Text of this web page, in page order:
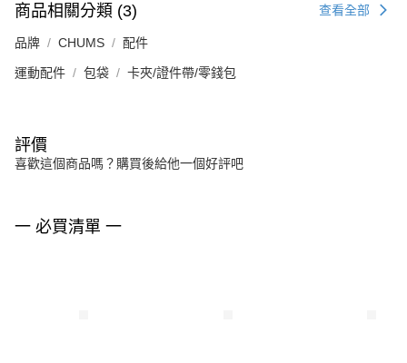
商品相關分類 (3) 查看全部
品牌 CHUMS 配件
運動配件 包袋 卡夾/證件帶/零錢包
評價
喜歡這個商品嗎？購買後給他一個好評吧
一 必買清單 一